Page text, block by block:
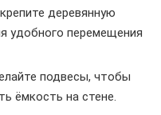
деревянную
удобного перемещения
подвесы, чтобы
ёмкость на стене.